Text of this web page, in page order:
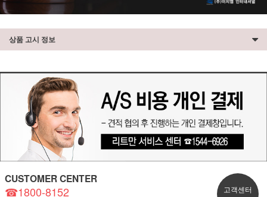
상품 고시 정보
CUSTOMER CENTER
☎1800-8152
고객센터